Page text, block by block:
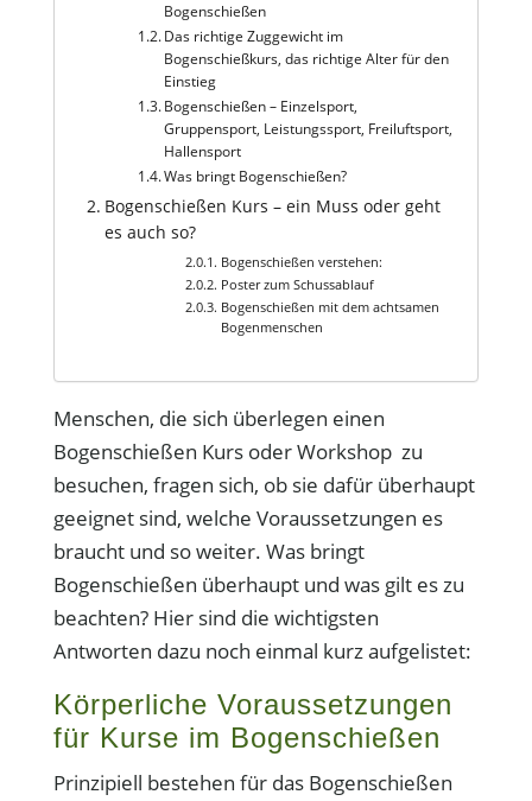
Bogenschießen
Das richtige Zuggewicht im
Bogenschießkurs, das richtige Alter für den
Einstieg
Bogenschießen – Einzelsport,
Gruppensport, Leistungssport, Freiluftsport,
Hallensport
Was bringt Bogenschießen?
Bogenschießen Kurs – ein Muss oder geht
es auch so?
Bogenschießen verstehen:
Poster zum Schussablauf
Bogenschießen mit dem achtsamen
Bogenmenschen
Menschen, die sich überlegen einen
Bogenschießen Kurs oder Workshop zu
besuchen, fragen sich, ob sie dafür überhaupt
geeignet sind, welche Voraussetzungen es
braucht und so weiter. Was bringt
Bogenschießen überhaupt und was gilt es zu
beachten? Hier sind die wichtigsten
Antworten dazu noch einmal kurz aufgelistet:
Körperliche Voraussetzungen
für Kurse im Bogenschießen
Prinzipiell bestehen für das Bogenschießen